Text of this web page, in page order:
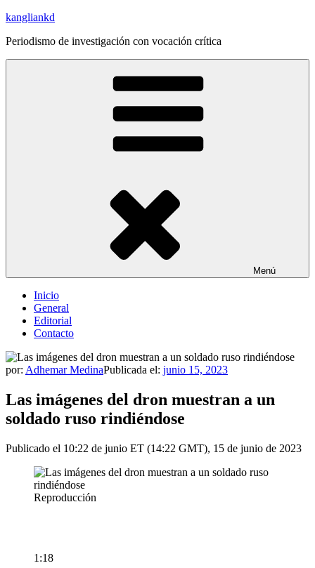
Saltar
contenido
kangliankd
Periodismo de investigación con vocación crítica
Menú
Inicio
General
Editorial
Contacto
por: Adhemar MedinaPublicada el: junio 15, 2023
Las imágenes del dron muestran a un
soldado ruso rindiéndose
Publicado el 10:22 de junio ET (14:22 GMT), 15 de junio de 2023
Reproducción
1:18